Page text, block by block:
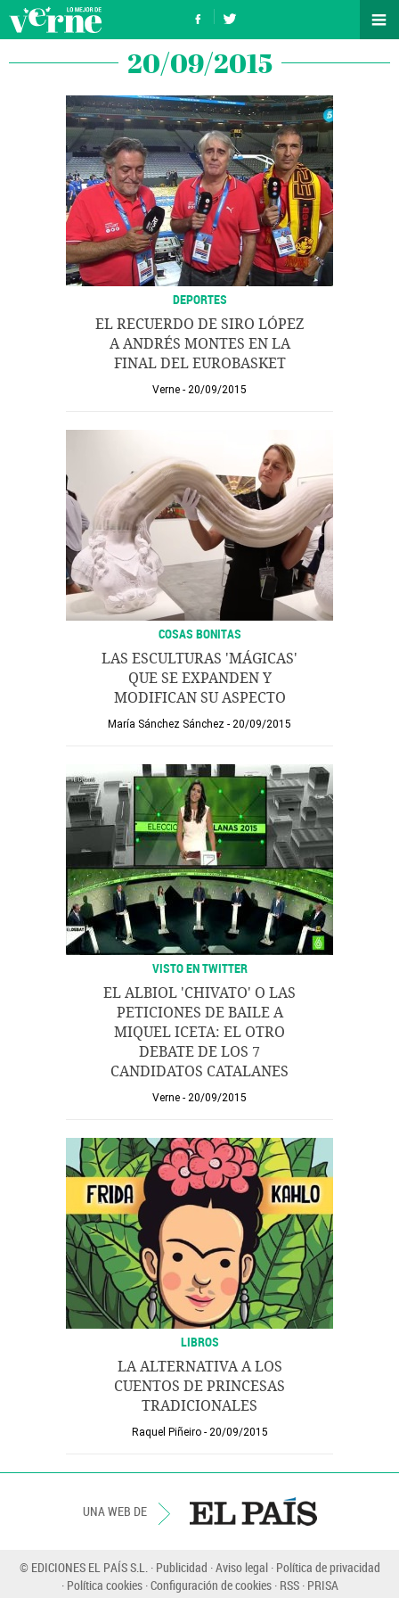
20/09/2015
DEPORTES
EL RECUERDO DE SIRO LÓPEZ
A ANDRÉS MONTES EN LA
FINAL DEL EUROBASKET
Verne 20/09/2015
COSAS BONITAS
LAS ESCULTURAS 'MÁGICAS'
QUE SE EXPANDEN Y
MODIFICAN SU ASPECTO
María Sánchez Sánchez 20/09/2015
VISTO EN TWITTER
EL ALBIOL 'CHIVATO' O LAS
PETICIONES DE BAILE A
MIQUEL ICETA: EL OTRO
DEBATE DE LOS 7
CANDIDATOS CATALANES
Verne 20/09/2015
LIBROS
LA ALTERNATIVA A LOS
CUENTOS DE PRINCESAS
TRADICIONALES
Raquel Piñeiro 20/09/2015
UNA WEB DE
© EDICIONES EL PAÍS S.L. Publicidad Aviso legal Política de privacidad
Política cookies Configuración de cookies RSS PRISA